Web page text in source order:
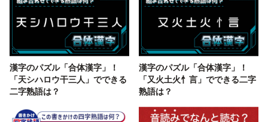
漢字のパズル「合体漢字」！
「天シハロウ干三人」でできる
二字熟語は？
漢字のパズル「合体漢字」！
「又火土火忄言」でできる二字
熟語は？